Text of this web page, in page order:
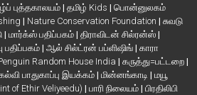
புத்தகாலயம் | தமிழ் Kids | பொன்னுலகம்
| Nature Conservation Foundation | சுவடு
| மார்க்ஸ் பதிப்பகம் | திராவிடன் சில்ரன்ஸ் |
பதிப்பகம்| ஆல் சில்ட்ரன் பப்ளிஷிங் | காரா
Random House India | கருத்து=பட்டறை |
பாதுகாப்பு இயக்கம் | மின்னங்காடி | மயூ
of Ethir Veliyeedu) | பாரி நிலையம் | பிரதிலிபி